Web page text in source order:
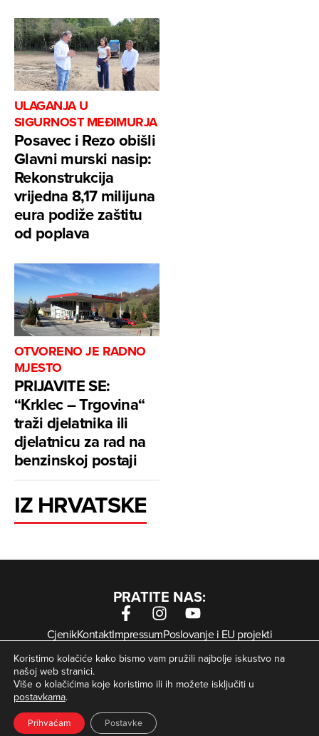
ULAGANJA U
SIGURNOST MEĐIMURJA
Posavec i Rezo obišli
Glavni murski nasip:
Rekonstrukcija
vrijedna 8,17 milijuna
eura podiže zaštitu
od poplava
OTVORENO JE RADNO
MJESTO
PRIJAVITE SE:
“Krklec – Trgovina“
traži djelatnika ili
djelatnicu za rad na
benzinskoj postaji
IZ HRVATSKE
PRATITE NAS:
CjenikKontaktImpressumPoslovanje i EU projekti
Arhiva digitalnih novina
Uvjeti korištenjaZaštita privatnosti
Kolačići
© Zagorje International – Sva prava pridržana | Developed
bykrMedia
Koristimo kolačiće kako bismo vam pružili najbolje iskustvo na
našoj web stranici.
Više o kolačićima koje koristimo ili ih možete isključiti u
postavkama.
Prihvaćam Postavke